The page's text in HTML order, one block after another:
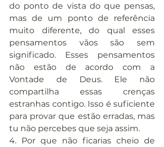
do ponto de vista do que pensas,
mas de um ponto de referência
muito diferente, do qual esses
pensamentos vãos são sem
significado. Esses pensamentos
não estão de acordo com a
Vontade de Deus. Ele não
compartilha essas crenças
estranhas contigo. Isso é suficiente
para provar que estão erradas, mas
tu não percebes que seja assim.
4. Por que não ficarias cheio de